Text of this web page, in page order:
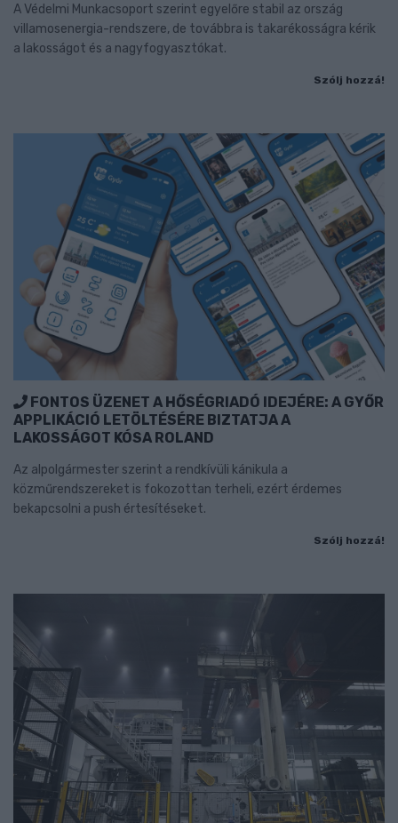
A Védelmi Munkacsoport szerint egyelőre stabil az ország
villamosenergia-rendszere, de továbbra is takarékosságra kérik
a lakosságot és a nagyfogyasztókat.
Szólj hozzá!
FONTOS ÜZENET A HŐSÉGRIADÓ IDEJÉRE: A GYŐR
APPLIKÁCIÓ LETÖLTÉSÉRE BIZTATJA A
LAKOSSÁGOT KÓSA ROLAND
Az alpolgármester szerint a rendkívüli kánikula a
közműrendszereket is fokozottan terheli, ezért érdemes
bekapcsolni a push értesítéseket.
Szólj hozzá!